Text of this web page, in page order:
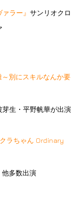
ラー』 サンリオクロ
別にスキルなんか要
生・平野帆華が出演
ラちゃん Ordinary
他多数出演